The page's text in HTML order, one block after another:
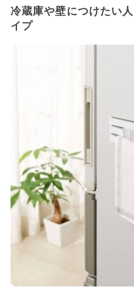
冷蔵庫や壁につけたい
イプ